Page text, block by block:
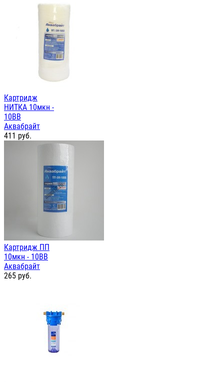
Картридж
НИТКА 10мкн -
10ВВ
Аквабрайт
411 руб.
Картридж ПП
10мкн - 10ВВ
Аквабрайт
265 руб.